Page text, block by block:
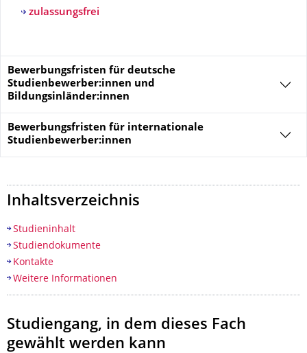
zulassungsfrei
Bewerbungsfristen für deutsche
Studienbewerber:innen und
Bildungsinländer:innen
Bewerbungsfristen für internationale
Studienbewerber:innen
Inhaltsverzeichnis
Studieninhalt
Studiendokumente
Kontakte
Weitere Informationen
Studiengang, in dem dieses Fach
gewählt werden kann